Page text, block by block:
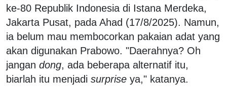
ke-80 Republik Indonesia di Istana Merdeka,
Jakarta Pusat, pada Ahad (17/8/2025). Namun,
ia belum mau membocorkan pakaian adat yang
akan digunakan Prabowo. "Daerahnya? Oh
jangan dong, ada beberapa alternatif itu,
biarlah itu menjadi surprise ya," katanya.